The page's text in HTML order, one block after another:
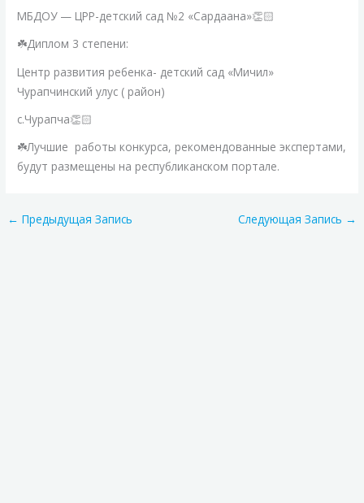
МБДОУ — ЦРР-детский сад №2 «Сардаана»👏🏻
☘️Диплом 3 степени:
Центр развития ребенка- детский сад «Мичил»
Чурапчинский улус ( район)
с.Чурапча👏🏻
☘️Лучшие работы конкурса, рекомендованные экспертами,
будут размещены на республиканском портале.
← Предыдущая Запись Следующая Запись →